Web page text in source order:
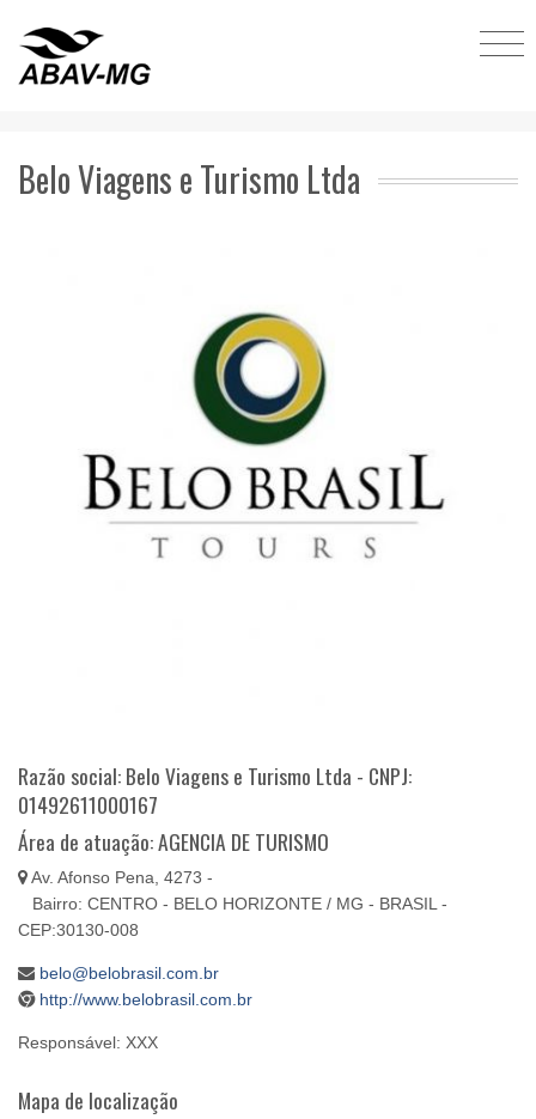
Belo Viagens e Turismo Ltda
Razão social: Belo Viagens e Turismo Ltda - CNPJ:
01492611000167
Área de atuação: AGENCIA DE TURISMO
Av. Afonso Pena, 4273 -
Bairro: CENTRO - BELO HORIZONTE / MG - BRASIL -
CEP:30130-008
belo@belobrasil.com.br
http://www.belobrasil.com.br
Responsável: XXX
Mapa de localização